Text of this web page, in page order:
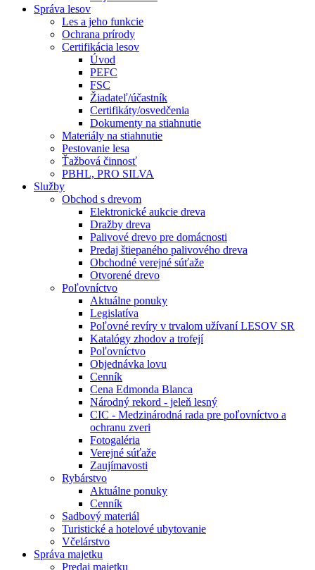
Správa lesov
Les a jeho funkcie
Ochrana prírody
Certifikácia lesov
Úvod
PEFC
FSC
Žiadateľ/účastník
Certifikáty/osvedčenia
Dokumenty na stiahnutie
Materiály na stiahnutie
Pestovanie lesa
Ťažbová činnosť
PBHL, PRO SILVA
Služby
Obchod s drevom
Elektronické aukcie dreva
Dražby dreva
Palivové drevo pre domácnosti
Predaj štiepaného palivového dreva
Obchodné verejné súťaže
Otvorené drevo
Poľovníctvo
Aktuálne ponuky
Legislatíva
Poľovné revíry v trvalom užívaní LESOV SR
Katalógy zhodov a trofejí
Poľovníctvo
Objednávka lovu
Cenník
Cena Edmonda Blanca
Národný rekord - jeleň lesný
CIC - Medzinárodná rada pre poľovníctvo a
ochranu zveri
Fotogaléria
Verejné súťaže
Zaujímavosti
Rybárstvo
Aktuálne ponuky
Cenník
Sadbový materiál
Turistické a hotelové ubytovanie
Včelárstvo
Správa majetku
Predaj majetku